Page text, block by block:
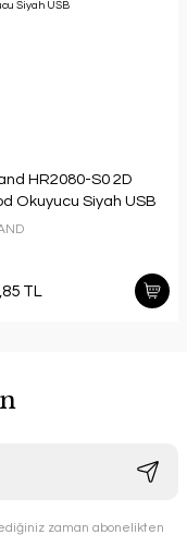
HR2080-S0 2D
Okuyucu Siyah USB
TL
zaman abonelikten